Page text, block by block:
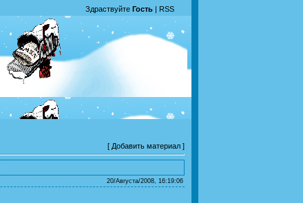
Здраствуйте Гость | RSS
[ Добавить материал ]
20/Августа/2008, 16:19:06